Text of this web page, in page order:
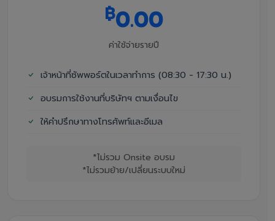
฿0.00
ค่าใช้จ่ายรายปี
เจ้าหน้าที่ซัพพอร์ตในเวลาทำการ (08:30 - 17:30 น.)
อบรมการใช้งานที่บริษัทฯ ตามเงื่อนไข
ให้คำปรึกษาทางโทรศัพท์และอีเมล
*ไม่รวม Onsite อบรม
*ไม่รวมย้าย/เปลี่ยนระบบใหม่